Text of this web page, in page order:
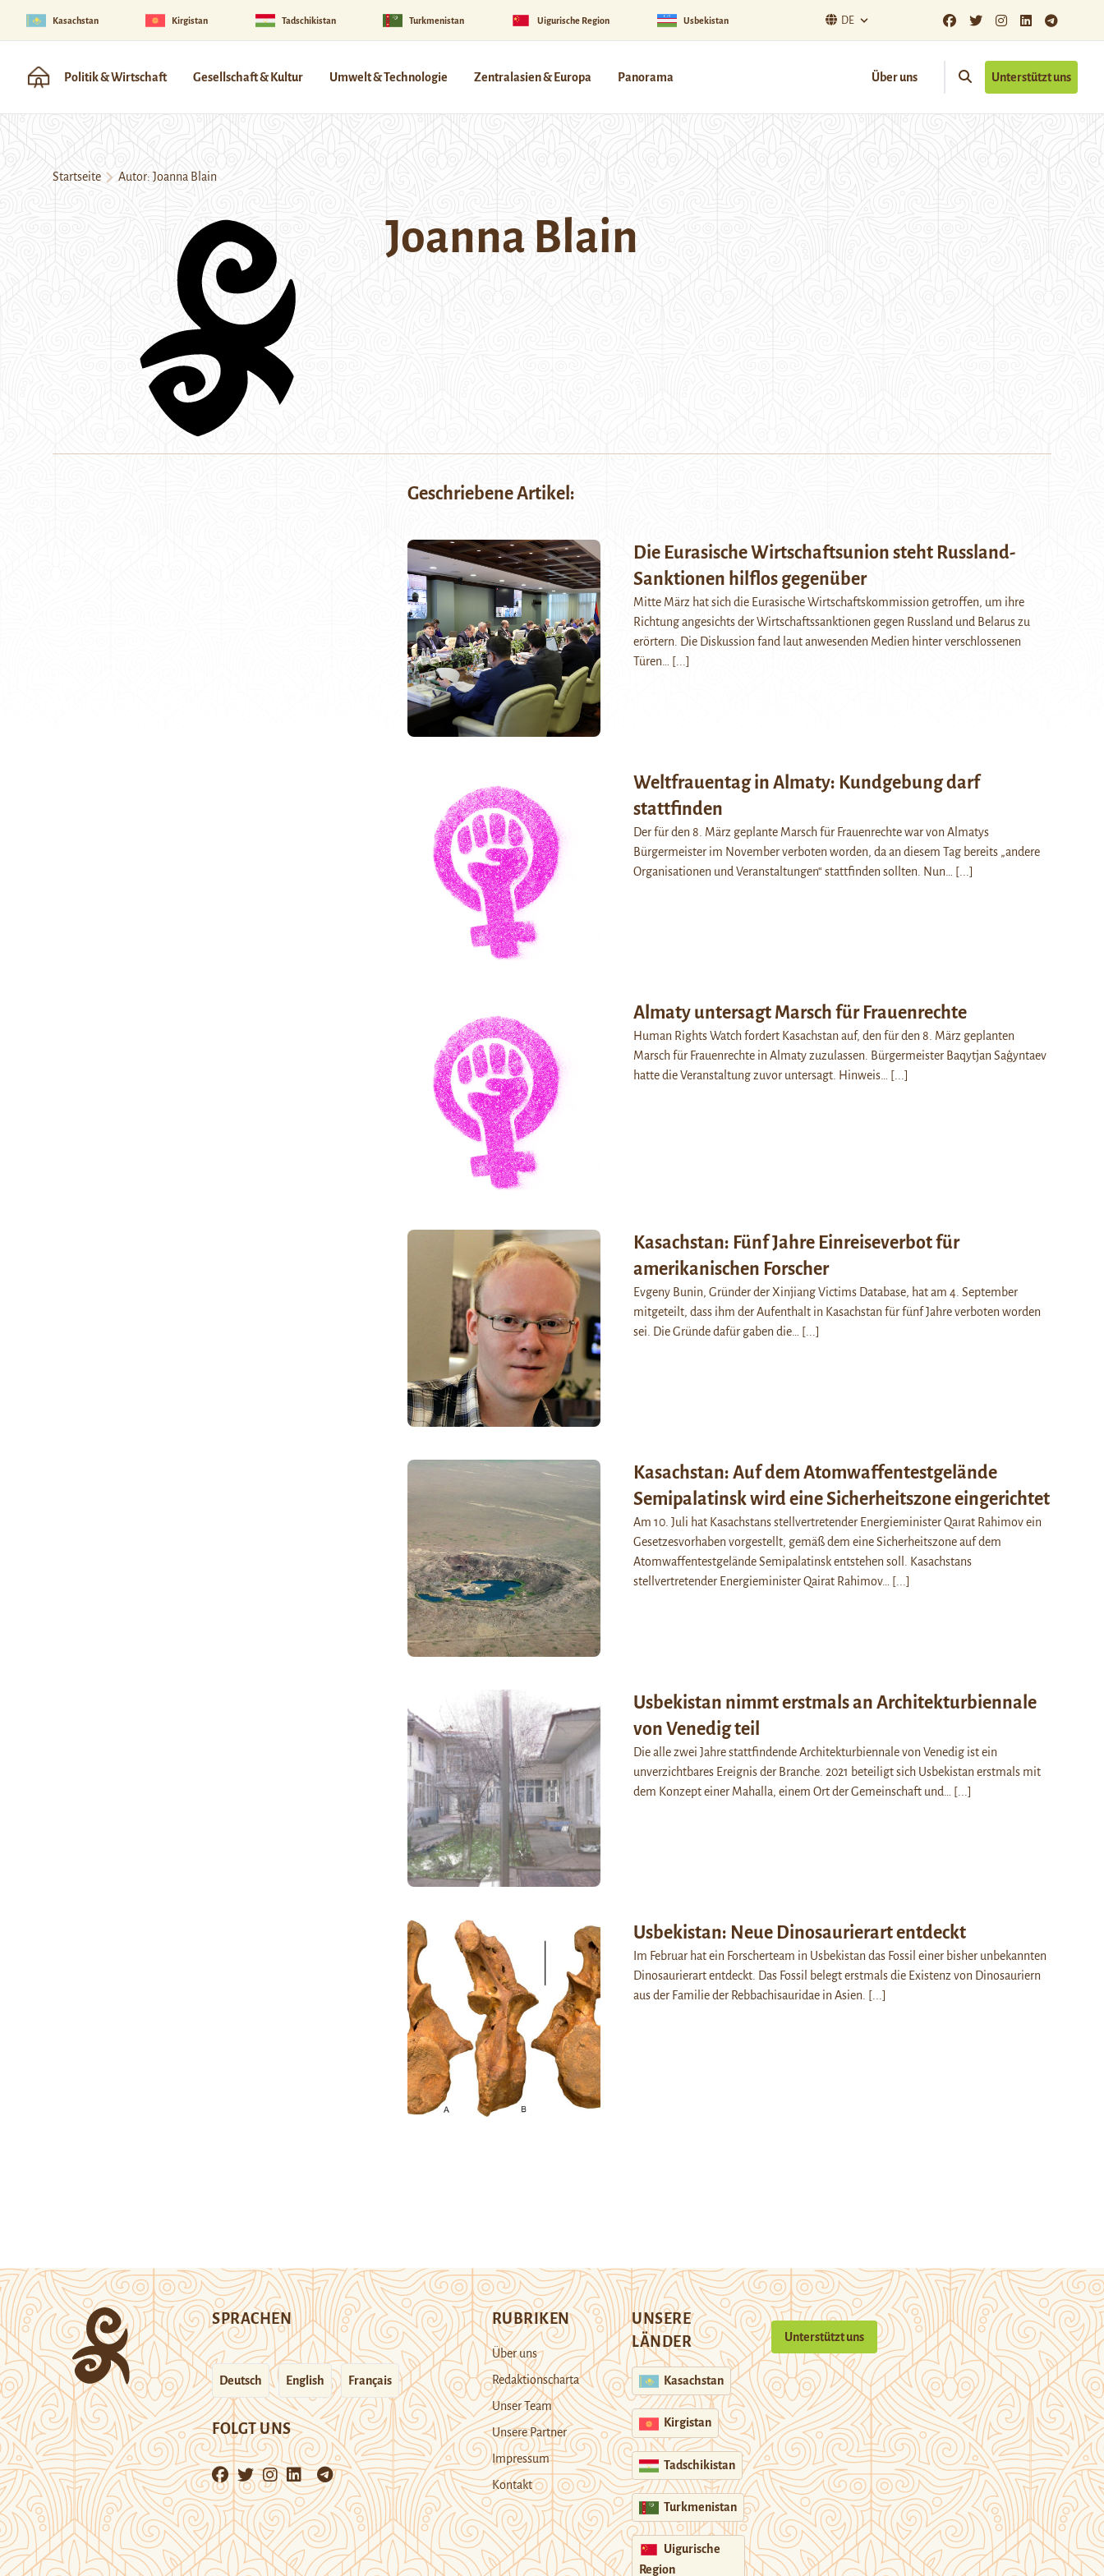
Kasachstan Kirgistan Tadschikistan Turkmenistan Uigurische Region Usbekistan DE
Politik & Wirtschaft Gesellschaft & Kultur Umwelt & Technologie Zentralasien & Europa Panorama Über uns Unterstützt uns
Startseite Autor: Joanna Blain
Joanna Blain
Geschriebene Artikel:
Die Eurasische Wirtschaftsunion steht Russland-
Sanktionen hilflos gegenüber
Mitte März hat sich die Eurasische Wirtschaftskommission getroffen, um ihre
Richtung angesichts der Wirtschaftssanktionen gegen Russland und Belarus zu
erörtern. Die Diskussion fand laut anwesenden Medien hinter verschlossenen
Türen…
[...]
Weltfrauentag in Almaty: Kundgebung darf
stattfinden
Der für den 8. März geplante Marsch für Frauenrechte war von Almatys
Bürgermeister im November verboten worden, da an diesem Tag bereits „andere
Organisationen und Veranstaltungen“ stattfinden sollten. Nun…
[...]
Almaty untersagt Marsch für Frauenrechte
Human Rights Watch fordert Kasachstan auf, den für den 8. März geplanten
Marsch für Frauenrechte in Almaty zuzulassen. Bürgermeister Baqytjan Saģyntaev
hatte die Veranstaltung zuvor untersagt. Hinweis…
[...]
Kasachstan: Fünf Jahre Einreiseverbot für
amerikanischen Forscher
Evgeny Bunin, Gründer der Xinjiang Victims Database, hat am 4. September
mitgeteilt, dass ihm der Aufenthalt in Kasachstan für fünf Jahre verboten worden
sei. Die Gründe dafür gaben die…
[...]
Kasachstan: Auf dem Atomwaffentestgelände
Semipalatinsk wird eine Sicherheitszone eingerichtet
Am 10. Juli hat Kasachstans stellvertretender Energieminister Qaırat Rahimov ein
Gesetzesvorhaben vorgestellt, gemäß dem eine Sicherheitszone auf dem
Atomwaffentestgelände Semipalatinsk entstehen soll. Kasachstans
stellvertretender Energieminister Qairat Rahimov…
[...]
Usbekistan nimmt erstmals an Architekturbiennale
von Venedig teil
Die alle zwei Jahre stattfindende Architekturbiennale von Venedig ist ein
unverzichtbares Ereignis der Branche. 2021 beteiligt sich Usbekistan erstmals mit
dem Konzept einer Mahalla, einem Ort der Gemeinschaft und…
[...]
Usbekistan: Neue Dinosaurierart entdeckt
Im Februar hat ein Forscherteam in Usbekistan das Fossil einer bisher unbekannten
Dinosaurierart entdeckt. Das Fossil belegt erstmals die Existenz von Dinosauriern
aus der Familie der Rebbachisauridae in Asien.
[...]
SPRACHEN
Deutsch English Français
FOLGT UNS
RUBRIKEN
Über uns
Redaktionscharta
Unser Team
Unsere Partner
Impressum
Kontakt
UNSERE
LÄNDER
Kasachstan
Kirgistan
Tadschikistan
Turkmenistan
Uigurische
Region
Unterstützt uns